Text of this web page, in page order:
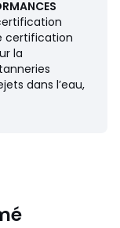
brosse
certification
la
dans l’eau,